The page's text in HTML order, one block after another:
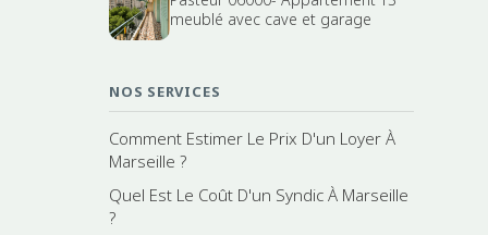
meublé avec cave et garage
NOS SERVICES
Comment Estimer Le Prix D'un Loyer À
Marseille ?
Quel Est Le Coût D'un Syndic À Marseille
?